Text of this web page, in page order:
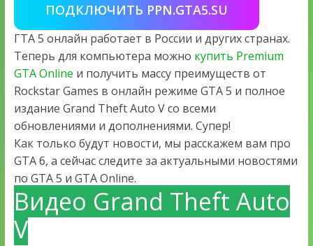
ПОДКЛЮЧИТЬ PPN.GTA5.SU
ГТА 5 онлайн работает в России и других странах.
Теперь для компьютера можно купить Premium
GTA Online и получить массу преимуществ от
Rockstar Games в онлайн режиме GTA 5 и полное
издание Grand Theft Auto V со всеми
обновлениями и дополнениями. Супер!
Как только будут новости, мы расскажем вам про
GTA 6, а сейчас следите за актуальными новостями
по GTA 5 и GTA Online.
Видео Grand Theft Auto
V